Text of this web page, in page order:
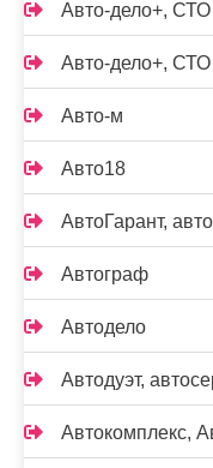
Авто-дело+, СТО
Авто-дело+, СТО
Авто-м
Авто18
АвтоГарант,
Автограф
Автодело
Автодуэт,
Автокомплекс,